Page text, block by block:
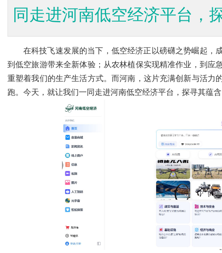
同走进河南低空经济平台，
在科技飞速发展的当下，低空经济正以磅礴之势崛起，
到低空旅游带来全新体验；从农林植保实现精准作业，到应
重塑着我们的生产生活方式。而河南，这片充满创新与活力
跑。今天，就让我们一同走进河南低空经济平台，探寻其蕴